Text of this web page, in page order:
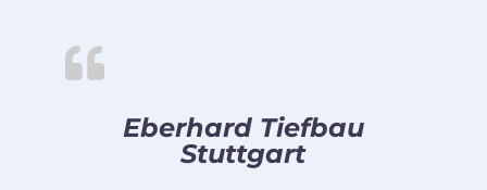
Eberhard Tiefbau
Stuttgart